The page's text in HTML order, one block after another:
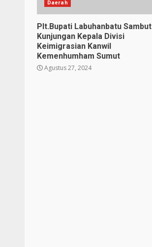
Daerah
Plt.Bupati Labuhanbatu Sambut
Kunjungan Kepala Divisi
Keimigrasian Kanwil
Kemenhumham Sumut
Agustus 27, 2024